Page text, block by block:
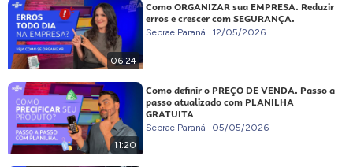
06:24
Como ORGANIZAR sua EMPRESA. Reduzir
erros e crescer com SEGURANÇA.
Sebrae Paraná 12/05/2026
11:20
Como definir o PREÇO DE VENDA. Passo a
passo atualizado com PLANILHA
GRATUITA
Sebrae Paraná 05/05/2026